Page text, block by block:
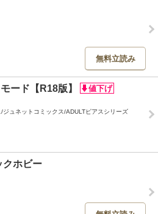
無料立読み
ード【R18版】
ジュネットコミックス/ADULTピアスシリーズ
クホビー